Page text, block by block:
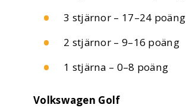
3 stjärnor – 17–24 poäng
2 stjärnor – 9–16 poäng
1 stjärna – 0–8 poäng
Volkswagen Golf